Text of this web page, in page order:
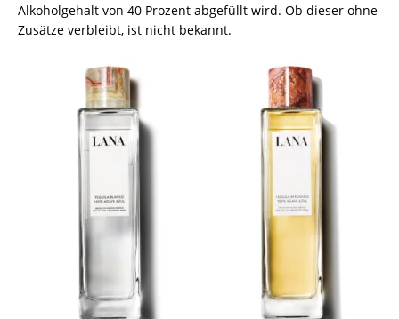
Alkoholgehalt von 40 Prozent abgefüllt wird. Ob dieser ohne
Zusätze verbleibt, ist nicht bekannt.